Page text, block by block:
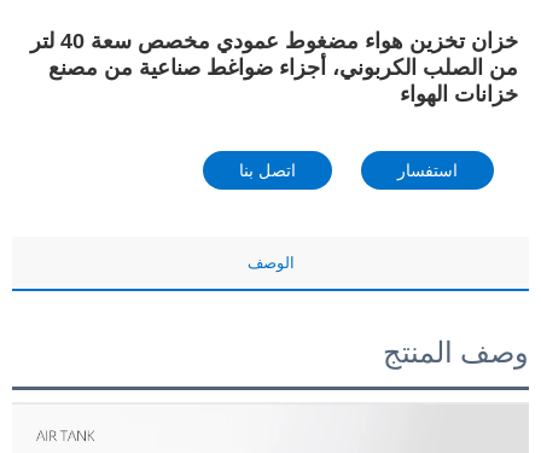
خزان تخزين هواء مضغوط عمودي مخصص سعة 40 لتر
من الصلب الكربوني، أجزاء ضواغط صناعية من مصنع
خزانات الهواء
استفسار اتصل بنا
الوصف
وصف المنتج